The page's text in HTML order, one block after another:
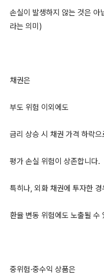
손실이 발생하지 않는 것은
라는 의미)
채권은
부도 위험 이외에도
금리 상승 시 채권 가격 하락으
평가 손실 위험이 상존합니다.
특히나, 외화 채권에 투자한 경
환율 변동 위험에도 노출될 수
중위험·중수익 상품은